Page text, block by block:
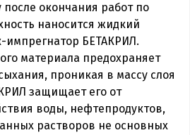
окончания работ по
наносится жидкий
импрегнатор БЕТАКРИЛ.
материала предохраняет
проникая в массу слоя
защищает его от
воды, нефтепродуктов,
растворов не основных